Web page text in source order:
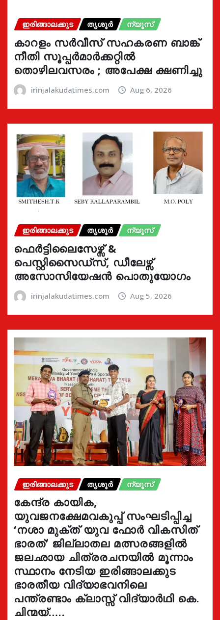
ഇരിങ്ങാലക്കുട തൃശൂർ ന്യൂസ്
കാറളം സർവീസ് സഹകരണ ബാങ്ക്
നീതി സൂപ്പർമാർക്കറ്റിൽ
തൊഴിലവസരം ; അപേക്ഷ ക്ഷണിച്ചു
irinjalakudatimes.com Aug 6, 2026
ഇരിങ്ങാലക്കുട തൃശൂർ ന്യൂസ്
ഫെർട്ടിലൈസേഴ്സ് &
പെസ്റ്റിസൈഡ്സ്, ഡീലേഴ്സ്
അസോസിയേഷൻ പൊതുയോഗം
irinjalakudatimes.com Aug 5, 2026
ഇരിങ്ങാലക്കുട തൃശൂർ ന്യൂസ്
കേന്ദ്ര കായിക,
യുവജനക്ഷേമവകുപ്പ് സംഘടിപ്പിച്ച
‘നശാ മുക്ത് യുവ ഫോർ വികസിത്
ഭാരത്’ ജില്ലാതല മത്സരങ്ങളിൽ
ജലഛായ ചിത്രരചനയിൽ മൂന്നാം
സ്ഥാനം നേടിയ ഇരിങ്ങാലക്കുട
ഭാരതീയ വിദ്യാഭവനിലെ
പന്ത്രണ്ടാം ക്ലാസ്സ് വിദ്യാർഥി കെ.
ചിന്മയ്…..